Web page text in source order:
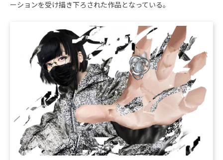
ーションを受け描き下ろされた作品となっている。